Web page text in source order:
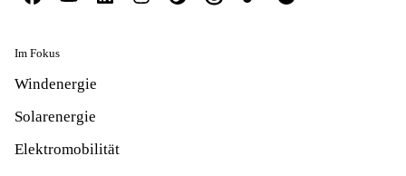
Im Fokus
Windenergie
Solarenergie
Elektromobilität